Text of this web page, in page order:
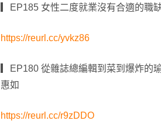
▎EP185 女性二度就業沒有合適的職
https://reurl.cc/yvkz86
▎EP180 從雜誌總編輯到菜到爆炸的
惠如
https://reurl.cc/r9zDDO